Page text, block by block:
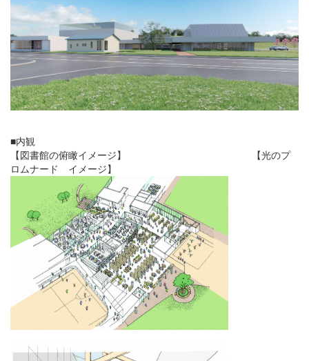
■内観
【図書館の俯瞰イメージ】 【光のプ
ロムナード イメージ】